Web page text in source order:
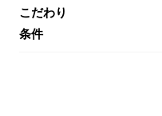
こだわり
条件